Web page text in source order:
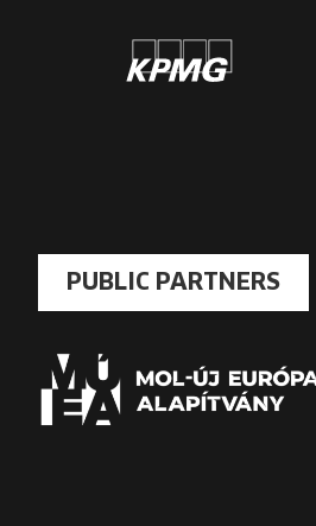
PUBLIC PARTNERS